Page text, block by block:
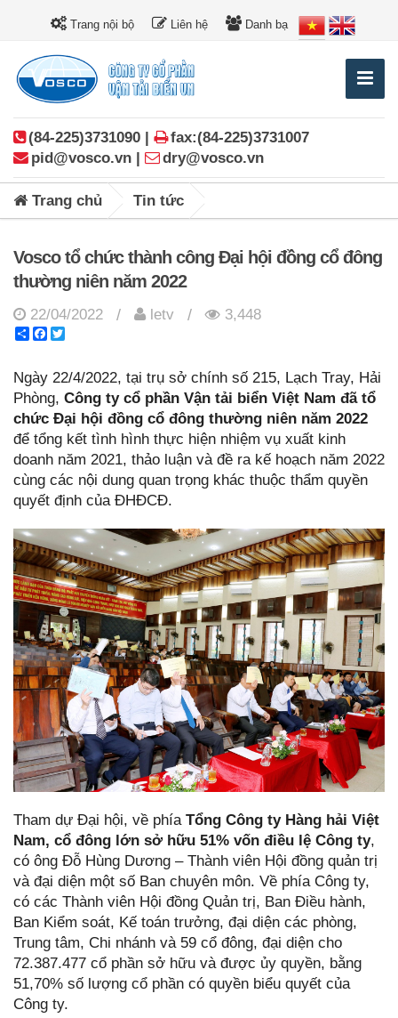
Trang nội bộ Liên hệ Danh bạ
(84-225)3731090 |
fax:(84-225)3731007
pid@vosco.vn |
dry@vosco.vn
Trang chủ Tin tức
Vosco tổ chức thành công Đại hội đồng cổ đông
thường niên năm 2022
22/04/2022 / letv /
3,448
ShareFacebook
Ngày 22/4/2022, tại trụ sở chính số 215, Lạch Tray, Hải
Phòng, Công ty cổ phần Vận tải biển Việt Nam đã tổ
chức Đại hội đồng cổ đông thường niên năm 2022
để tổng kết tình hình thực hiện nhiệm vụ xuất kinh
doanh năm 2021, thảo luận và đề ra kế hoạch năm 2022
cùng các nội dung quan trọng khác thuộc thẩm quyền
quyết định của ĐHĐCĐ.
Tham dự Đại hội, về phía Tổng Công ty Hàng hải Việt
Nam, cổ đông lớn sở hữu 51% vốn điều lệ Công ty,
có ông Đỗ Hùng Dương – Thành viên Hội đồng quản trị
và đại diện một số Ban chuyên môn. Về phía Công ty,
có các Thành viên Hội đồng Quản trị, Ban Điều hành,
Ban Kiểm soát, Kế toán trưởng, đại diện các phòng,
Trung tâm, Chi nhánh và 59 cổ đông, đại diện cho
72.387.477 cổ phần sở hữu và được ủy quyền, bằng
51,70% số lượng cổ phần có quyền biểu quyết của
Công ty.